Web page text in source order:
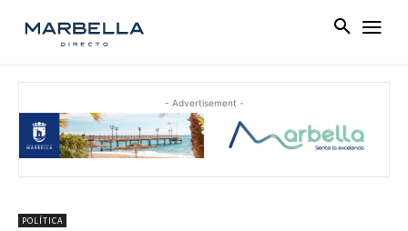
- Advertisement -
POLÍTICA